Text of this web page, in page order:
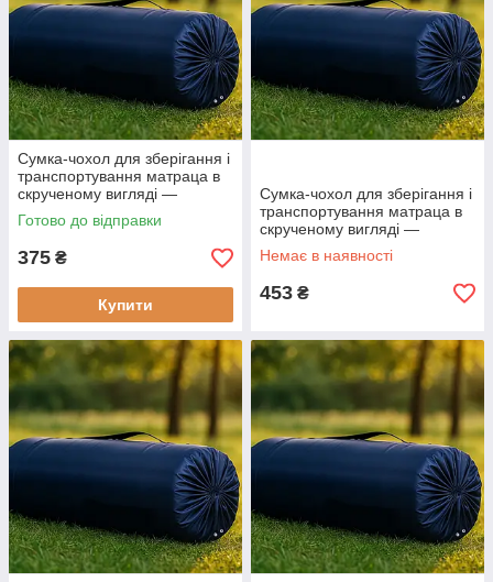
Сумка-чохол для зберігання і
транспортування матраца в
скрученому вигляді —
Ширина до 90 см
Готово до відправки
375 ₴
Купити
Сумка-чохол для зберігання і
транспортування матраца в
скрученому вигляді —
Ширина до 90 см Ширина до
120 см
Немає в наявності
453 ₴